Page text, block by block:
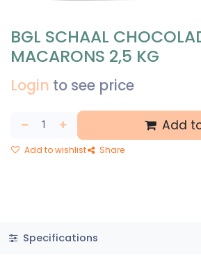
BGL SCHAAL
MACARONS 2,5 KG
Login to see price
Add
Add to wishlist Share
Specifications